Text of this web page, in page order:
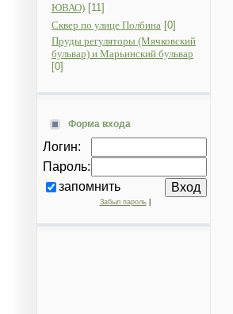
ЮВАО) [11]
Сквер по улице Полбина [0]
Пруды регуляторы (Мячковский
бульвар) и Марьинский бульвар
[0]
Форма входа
Логин:
Пароль:
запомнить
Забыл пароль|